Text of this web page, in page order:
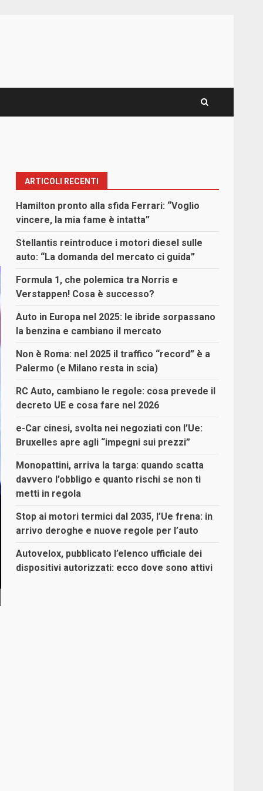
ARTICOLI RECENTI
Hamilton pronto alla sfida Ferrari: “Voglio
vincere, la mia fame è intatta”
Stellantis reintroduce i motori diesel sulle
auto: “La domanda del mercato ci guida”
Formula 1, che polemica tra Norris e
Verstappen! Cosa è successo?
Auto in Europa nel 2025: le ibride sorpassano
la benzina e cambiano il mercato
Non è Roma: nel 2025 il traffico “record” è a
Palermo (e Milano resta in scia)
RC Auto, cambiano le regole: cosa prevede il
decreto UE e cosa fare nel 2026
e-Car cinesi, svolta nei negoziati con l’Ue:
Bruxelles apre agli “impegni sui prezzi”
Monopattini, arriva la targa: quando scatta
davvero l’obbligo e quanto rischi se non ti
metti in regola
Stop ai motori termici dal 2035, l’Ue frena: in
arrivo deroghe e nuove regole per l’auto
Autovelox, pubblicato l’elenco ufficiale dei
dispositivi autorizzati: ecco dove sono attivi